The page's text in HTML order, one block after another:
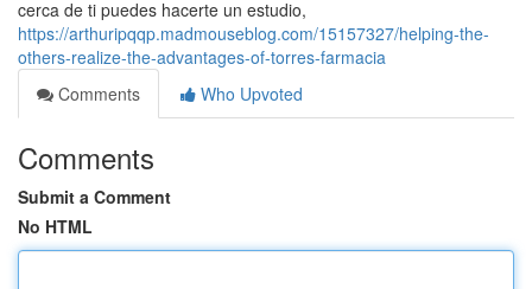
cerca de ti puedes hacerte un estudio,
https://arthuripqqp.madmouseblog.com/15157327/helping-the-
others-realize-the-advantages-of-torres-farmacia
Comments
Who Upvoted
Comments
Submit a Comment
No HTML